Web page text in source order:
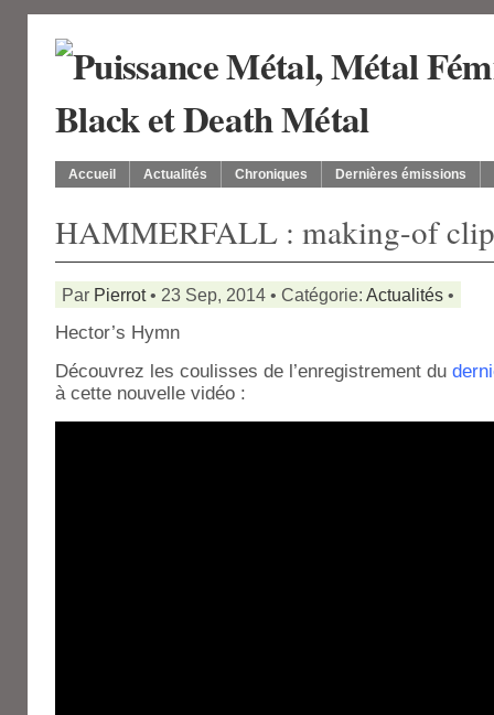
Accueil Actualités Chroniques Dernières émissions
HAMMERFALL : making-of clip
Par Pierrot• 23 Sep, 2014 • Catégorie: Actualités •
Hector’s Hymn
Découvrez les coulisses de l’enregistrement du
à cette nouvelle vidéo :